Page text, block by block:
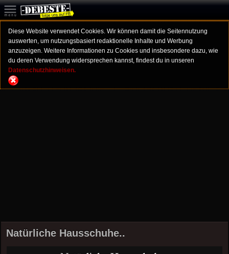
Diese Website verwendet Cookies. Wir können damit die Seitennutzung
auswerten, um nutzungsbasiert redaktionelle Inhalte und Werbung
anzuzeigen. Weitere Informationen zu Cookies und insbesondere dazu, wie
du deren Verwendung widersprechen kannst, findest du in unseren
Datenschutzhinweisen.
Natürliche Hausschuhe..